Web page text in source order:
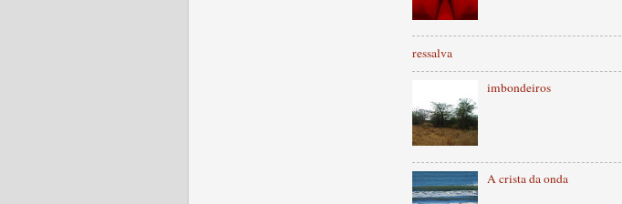
ressalva
imbondeiros
A crista da onda